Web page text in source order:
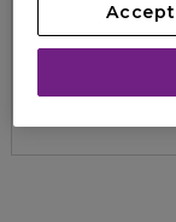
LEONOR GREYL
LAIT
Lait démêlant
54,90 € 2.7 3